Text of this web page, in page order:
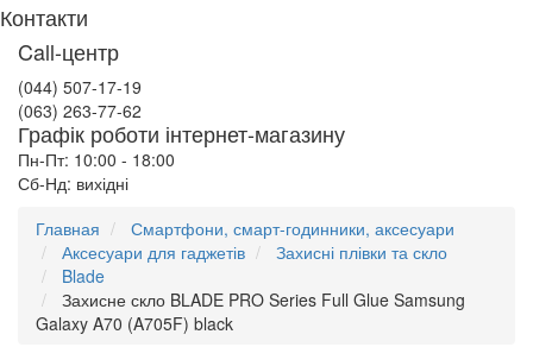
Контакти
Call-центр
(044) 507-17-19
(063) 263-77-62
Графік роботи інтернет-магазину
Пн-Пт: 10:00 - 18:00
Сб-Нд: вихідні
Главная
Смартфони, смарт-годинники, аксесуари
Аксесуари для гаджетів
Захисні плівки та скло
Blade
Захисне скло BLADE PRO Series Full Glue Samsung
Galaxy A70 (A705F) black